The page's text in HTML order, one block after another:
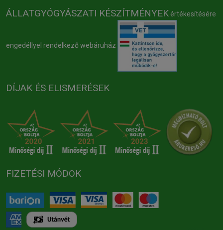
ÁLLATGYÓGYÁSZATI KÉSZÍTMÉNYEK értékesítésére
engedéllyel rendelkező webáruház
DÍJAK ÉS ELISMERÉSEK
FIZETÉSI MÓDOK